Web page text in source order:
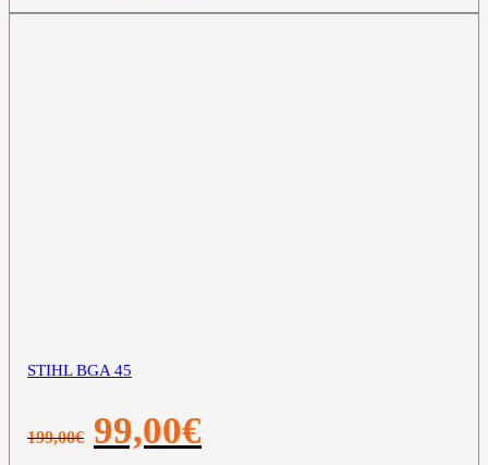
STIHL BGA 45
199,00€
Pôvodná
cena
99,00€